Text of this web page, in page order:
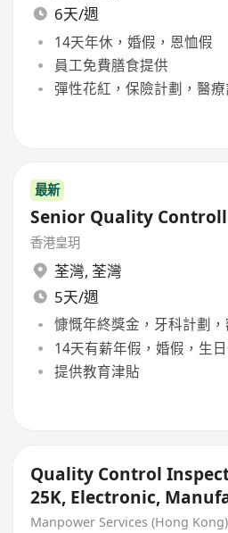
6天/週
14天年休，婚假，恩恤假
員工免費膳食提供
彈性花紅，保險計劃，醫療
最新
Senior Quality
香港皇玥
荃灣, 荃灣
5天/週
慷慨年終獎金，牙科計劃
14天有薪年假，婚假，生
提供教育津貼
Quality Control
25K, Electronic,
industry)
Manpower Services (Hong